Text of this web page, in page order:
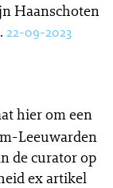
Haanschoten
22-09-2023
hier om een
Leeuwarden
de curator op
ex artikel